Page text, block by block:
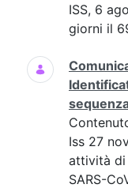
ISS, 6
giorni il
Iss 27
attività di
SARS-